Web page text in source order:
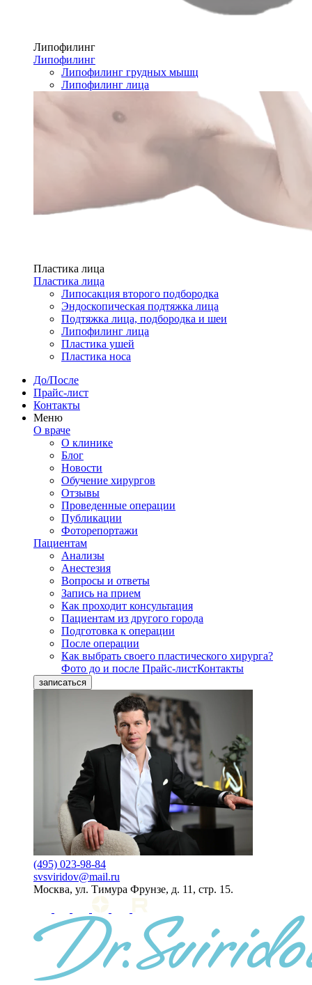
Липофилинг
Липофилинг
Липофилинг грудных мышц
Липофилинг лица
Пластика лица
Пластика лица
Липосакция второго подбородка
Эндоскопическая подтяжка лица
Подтяжка лица, подбородка и шеи
Липофилинг лица
Пластика ушей
Пластика носа
До/После
Прайс-лист
Контакты
Меню
О враче
О клинике
Блог
Новости
Обучение хирургов
Отзывы
Проведенные операции
Публикации
Фоторепортажи
Пациентам
Анализы
Анестезия
Вопросы и ответы
Запись на прием
Как проходит консультация
Пациентам из другого города
Подготовка к операции
После операции
Как выбрать своего пластического хирурга?
Фото до и после Прайс-листКонтакты
записаться
(495) 023-98-84
svsviridov@mail.ru
Москва, ул. Тимура Фрунзе, д. 11, стр. 15.